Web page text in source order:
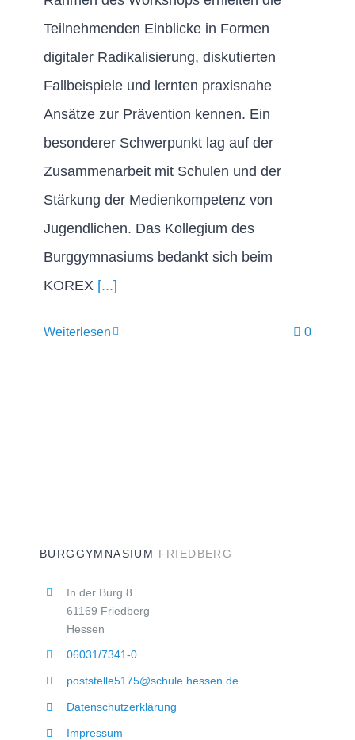
Teilnehmenden Einblicke in Formen
digitaler Radikalisierung, diskutierten
Fallbeispiele und lernten praxisnahe
Ansätze zur Prävention kennen. Ein
besonderer Schwerpunkt lag auf der
Zusammenarbeit mit Schulen und der
Stärkung der Medienkompetenz von
Jugendlichen. Das Kollegium des
Burggymnasiums bedankt sich beim
KOREX [...]
Weiterlesen 0
BURGGYMNASIUM FRIEDBERG
In der Burg 8
61169 Friedberg
Hessen
06031/7341-0
poststelle5175@schule.hessen.de
Datenschutzerklärung
Impressum